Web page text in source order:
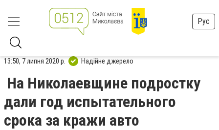
Рус
13:50, 7 липня 2020 р. Надійне джерело
На Николаевщине подростку
дали год испытательного
срока за кражи авто